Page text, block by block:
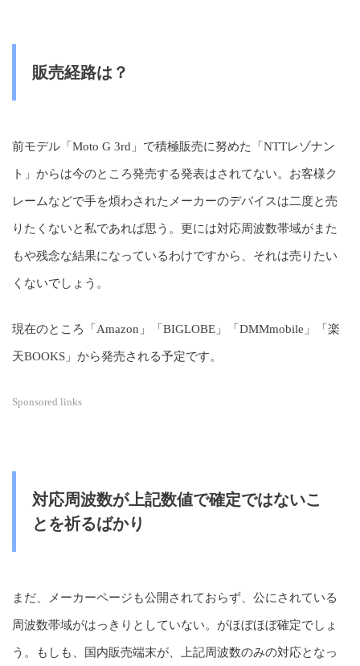
販売経路は？
前モデル「Moto G 3rd」で積極販売に努めた「NTTレゾナン
ト」からは今のところ発売する発表はされてない。お客様ク
レームなどで手を煩わされたメーカーのデバイスは二度と売
りたくないと私であれば思う。更には対応周波数帯域がまた
もや残念な結果になっているわけですから、それは売りたい
くないでしょう。
現在のところ「Amazon」「BIGLOBE」「DMMmobile」「楽
天BOOKS」から発売される予定です。
Sponsored links
対応周波数が上記数値で確定ではないこ
とを祈るばかり
まだ、メーカーページも公開されておらず、公にされている
周波数帯域がはっきりとしていない。がほぼほぼ確定でしょ
う。もしも、国内販売端末が、上記周波数のみの対応となっ